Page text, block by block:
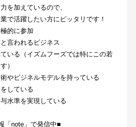
を加えているので、
で活躍したい方にピッタリです！
的に参加
言われるビジネス
いる（イズムフーズでは特にこの若
）
やビジネルモデルを持っている
している
水準を実現している
「note」で発信中■